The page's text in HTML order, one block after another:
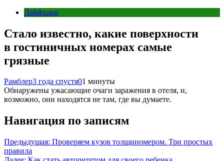
Лайфхаки
Стало известно, какие поверхности
в гостиничных номерах самые
грязные
Рамблер3 года спустя01 минуты
Обнаружены ужасающие очаги заражения в отеля, и,
возможно, они находятся не там, где вы думаете.
Навигация по записям
Предыдущая: Проверяем кузов толщиномером. Три простых
правила